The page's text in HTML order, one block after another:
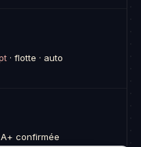
· flotte · auto
confirmée